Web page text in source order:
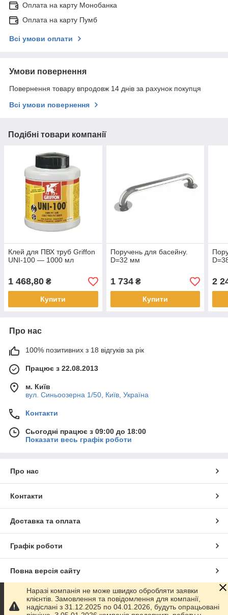
Оплата на карту Монобанка
Оплата на карту Пумб
Всі умови оплати
Умови повернення
Повернення товару впродовж 14 днів за рахунок покупця
Всі умови повернення
Подібні товари компанії
Клей для ПВХ труб Griffon
UNI-100 — 1000 мл
1 468,80 ₴
Купити
Поручень для басейну.
D=32 мм
1 734₴
Купити
2
Про нас
100% позитивних з 18 відгуків за рік
Працює з 22.08.2013
м. Київ
вул. Синьоозерна 1/50, Київ, Україна
Контакти
Сьогодні працює з 09:00 до 18:00
Показати весь графік роботи
Про нас
Контакти
Доставка та оплата
Графік роботи
Повна версія сайту
Сайт створено на маркетплейсіProm.ua
Наразі компанія не може швидко обробляти заявки
клієнтів. Замовлення та повідомлення для компанії,
надіслані з 31.12.2025 по 04.01.2026, будуть опрацьовані